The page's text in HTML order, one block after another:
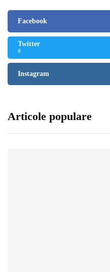
Facebook
Twitter
#
Instagram
Articole populare